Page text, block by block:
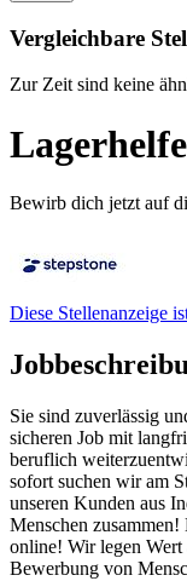
Vergleichbare
Zur Zeit sind keine
Bewirb dich jetzt auf
Diese Stellenanzeige
Sie sind zuverlässig
sicheren Job mit
beruflich
sofort suchen wir am
unseren Kunden aus
Menschen
online! Wir legen Wert
Bewerbung von